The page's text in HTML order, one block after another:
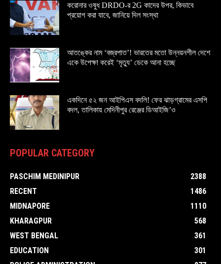
করোনার ওষুধ DRDO-র 2G কাদের উপর, কিভাবে
প্রয়োগ করা যাবে, জানিয়ে দিল সংস্থা
আতঙ্কের নাম ‘বজ্রপাত’! ভারতের মতো উন্নয়নশীল দেশে
একে উপেক্ষা করেই ‘মৃত্যু’ ডেকে আনা হচ্ছে
একদিনে ৫২ জন আইপিএস বদলি! ফের ঝাড়গ্রামের এসপি
বদল, তালিকায় মেদিনীপুর রেঞ্জের ডিআইজি’ও
POPULAR CATEGORY
PASCHIM MEDINIPUR
2388
RECENT
1486
MIDNAPORE
1110
KHARAGPUR
568
WEST BENGAL
361
EDUCATION
301